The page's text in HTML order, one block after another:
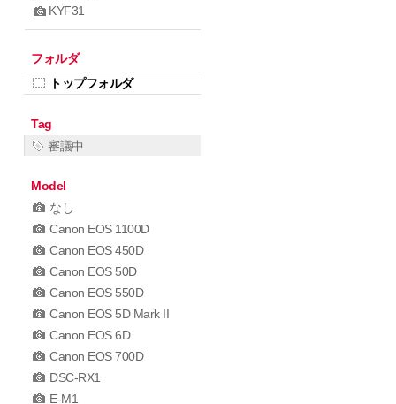
KYF31
フォルダ
トップフォルダ
Tag
審議中
Model
なし
Canon EOS 1100D
Canon EOS 450D
Canon EOS 50D
Canon EOS 550D
Canon EOS 5D Mark II
Canon EOS 6D
Canon EOS 700D
DSC-RX1
E-M1